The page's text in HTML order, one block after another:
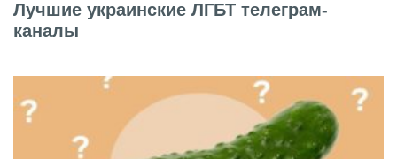
Лучшие украинские ЛГБТ телеграм-
каналы